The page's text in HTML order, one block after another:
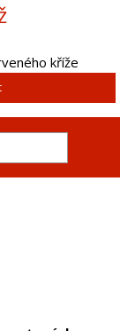
kříže